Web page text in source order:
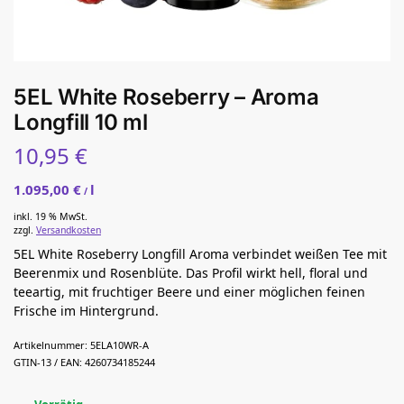
5EL White Roseberry – Aroma
Longfill 10 ml
10,95 €
1.095,00 € / l
inkl. 19 % MwSt.
zzgl. Versandkosten
5EL White Roseberry Longfill Aroma verbindet weißen Tee mit
Beerenmix und Rosenblüte. Das Profil wirkt hell, floral und
teeartig, mit fruchtiger Beere und einer möglichen feinen
Frische im Hintergrund.
Artikelnummer: 5ELA10WR-A
GTIN-13 / EAN: 4260734185244